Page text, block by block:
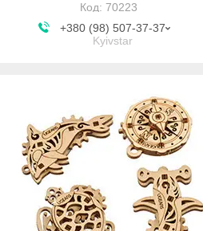
70223
+380 (98) 507-37-37
Kyivstar